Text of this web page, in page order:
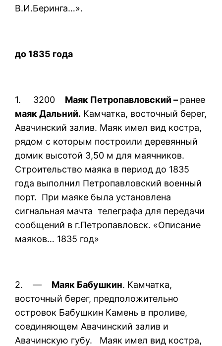
В.И.Беринга…».
до 1835 года
1. 3200 Маяк Петропавловский – ранее
маяк Дальний. Камчатка, восточный берег,
Авачинский залив. Маяк имел вид костра,
рядом с которым построили деревянный
домик высотой 3,50 м для маячников.
Строительство маяка в период до 1835
года выполнил Петропавловский военный
порт. При маяке была установлена
сигнальная мачта телеграфа для передачи
сообщений в г.Петропавловск. «Описание
маяков… 1835 год»
2. — Маяк Бабушкин. Камчатка,
восточный берег, предположительно
островок Бабушкин Камень в проливе,
соединяющем Авачинский залив и
Авачинскую губу. Маяк имел вид костра,